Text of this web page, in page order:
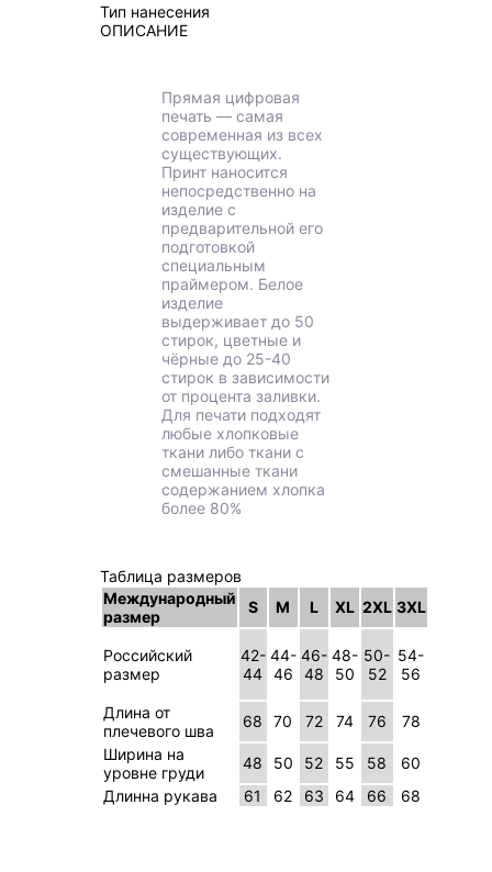
Тип нанесения
ОПИСАНИЕ
Прямая цифровая
печать — самая
современная из всех
существующих.
Принт наносится
непосредственно на
изделие с
предварительной его
подготовкой
специальным
праймером. Белое
изделие
выдерживает до 50
стирок, цветные и
чёрные до 25-40
стирок в зависимости
от процента заливки.
Для печати подходят
любые хлопковые
ткани либо ткани с
смешанные ткани
содержанием хлопка
более 80%
Таблица размеров
Международный
размер
S M L XL 2XL 3XL
Российский
размер
42-
44
44-
46
46-
48
48-
50
50-
52
54-
56
Длина от
плечевого шва
68 70 72 74 76
78
Ширина на
уровне груди
48 50 52 55 58
60
Длинна рукава
61 62 63 64 66 68